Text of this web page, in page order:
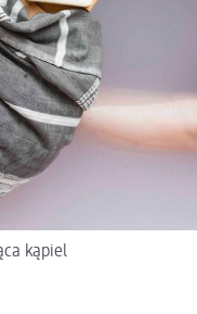
kąpiel